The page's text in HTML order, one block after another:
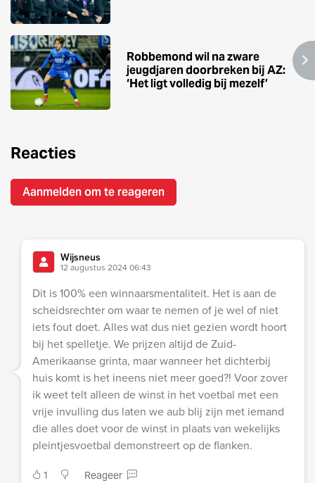
Robbemond wil na zware
jeugdjaren doorbreken bij AZ:
‘Het ligt volledig bij mezelf’
Reacties
Aanmelden om te reageren
Wijsneus
12 augustus 2024 06:43
Dit is 100% een winnaarsmentaliteit. Het is aan de
scheidsrechter om waar te nemen of je wel of niet
iets fout doet. Alles wat dus niet gezien wordt hoort
bij het spelletje. We prijzen altijd de Zuid-
Amerikaanse grinta, maar wanneer het dichterbij
huis komt is het ineens niet meer goed?! Voor zover
ik weet telt alleen de winst in het voetbal met een
vrije invulling dus laten we aub blij zijn met iemand
die alles doet voor de winst in plaats van wekelijks
pleintjesvoetbal demonstreert op de flanken.
1 Reageer